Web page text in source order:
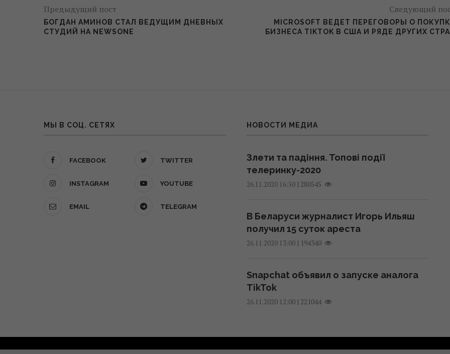
Предыдущий пост
БОГДАН АМИНОВ СТАЛ ВЕДУЩИМ ДНЕВНЫХ
СТУДИЙ НА NEWSONE
Следующий
MICROSOFT ВЕДЕТ ПЕРЕГОВОРЫ О
БИЗНЕСА TIKTOK В США И РЯДЕ ДРУГИХ
МЫ В СОЦ. СЕТЯХ
FACEBOOK TWITTER
INSTAGRAM YOUTUBE
EMAIL TELEGRAM
НОВОСТИ МЕДИА
Злети та падіння. Топові події
телеринку-2020
26.11.2020 16:50| 280545
В Беларуси журналист Игорь Ильяш
получил 15 суток ареста
26.11.2020 13:00| 194340
Snapchat объявил о запуске аналога
TikTok
26.11.2020 12:00| 221044